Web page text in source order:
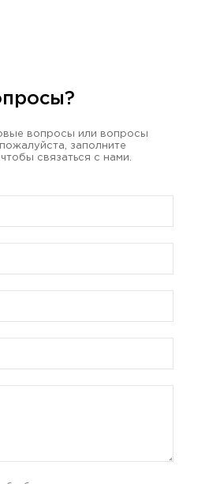
вопросы или вопросы
заполните
связаться с нами.